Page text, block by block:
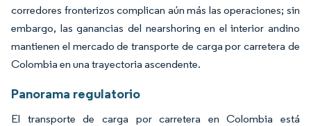
corredores fronterizos complican aún más las operaciones; sin
embargo, las ganancias del nearshoring en el interior andino
mantienen el mercado de transporte de carga por carretera de
Colombia en una trayectoria ascendente.
Panorama regulatorio
El transporte de carga por carretera en Colombia está